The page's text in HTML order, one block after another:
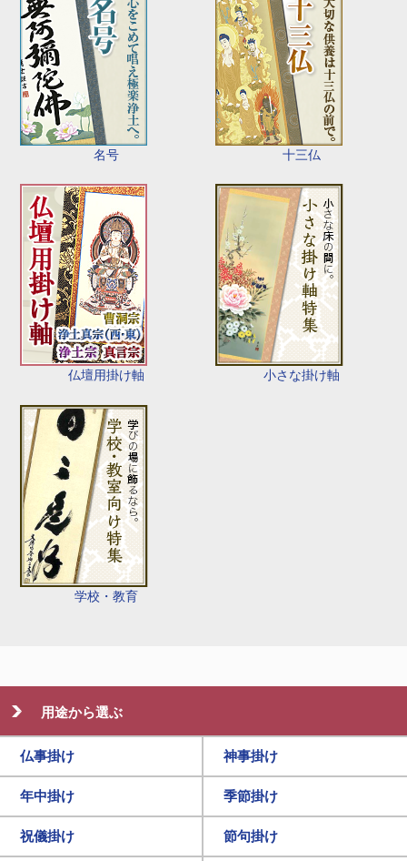
名号 十三仏
仏壇用掛け軸 小さな掛け軸
学校・教育
用途から選ぶ
仏事掛け 神事掛け
年中掛け 季節掛け
祝儀掛け 節句掛け